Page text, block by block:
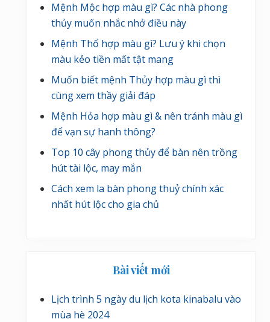
Mệnh Mộc hợp màu gì? Các nhà phong
thủy muốn nhắc nhở điều này
Mệnh Thổ hợp màu gì? Lưu ý khi chọn
màu kẻo tiền mất tật mang
Muốn biết mệnh Thủy hợp màu gì thì
cùng xem thầy giải đáp
Mệnh Hỏa hợp màu gì & nên tránh màu gì
để vạn sự hanh thông?
Top 10 cây phong thủy để bàn nên trồng
hút tài lộc, may mắn
Cách xem la bàn phong thuỷ chính xác
nhất hút lộc cho gia chủ
Bài viết mới
Lịch trình 5 ngày du lịch kota kinabalu vào
mùa hè 2024